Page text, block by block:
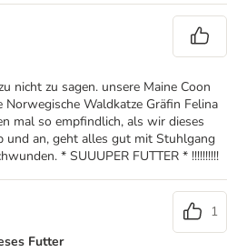
nicht zu sagen. unsere Maine Coon
Norwegische Waldkatze Gräfin Felina
mal so empfindlich, als wir dieses
und an, geht alles gut mit Stuhlgang
* SUUUPER FUTTER * !!!!!!!!!!
1
Futter